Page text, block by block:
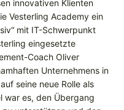
innovativen Klienten
Vesterling Academy ein
mit IT-Schwerpunkt
eingesetzte
Coach Oliver
Unternehmens in
seine neue Rolle als
war es, den Übergang